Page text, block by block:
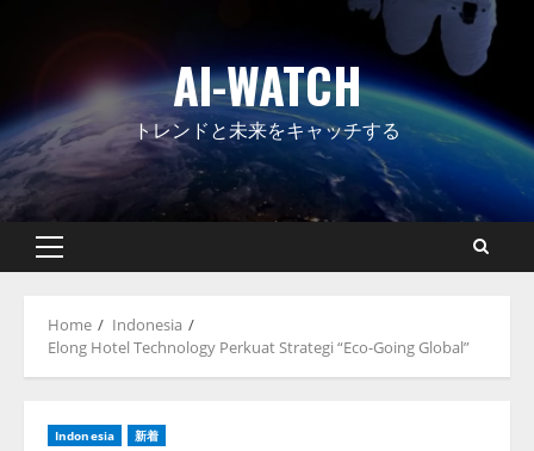
AI-WATCH
トレンドと未来をキャッチする
Primary
Home
Indonesia
Elong Hotel Technology Perkuat Strategi “Eco-Going Global”
Indonesia 新着